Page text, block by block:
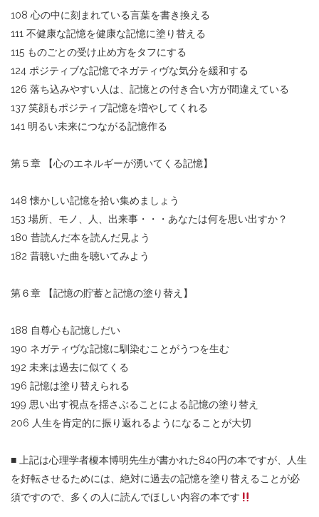
108 心の中に刻まれている言葉を書き換える
111 不健康な記憶を健康な記憶に塗り替える
115 ものごとの受け止め方をタフにする
124 ポジティブな記憶でネガティヴな気分を緩和する
126 落ち込みやすい人は、記憶との付き合い方が間違えている
137 笑顔もポジティブ記憶を増やしてくれる
141 明るい未来につながる記憶作る
第５章 【心のエネルギーが湧いてくる記憶】
148 懐かしい記憶を拾い集めましょう
153 場所、モノ、人、出来事・・・あなたは何を思い出すか？
180 昔読んだ本を読んだ見よう
182 昔聴いた曲を聴いてみよう
第６章 【記憶の貯蓄と記憶の塗り替え】
188 自尊心も記憶しだい
190 ネガティヴな記憶に馴染むことがうつを生む
192 未来は過去に似てくる
196 記憶は塗り替えられる
199 思い出す視点を揺さぶることによる記憶の塗り替え
206 人生を肯定的に振り返れるようになることが大切
■ 上記は心理学者榎本博明先生が書かれた840円の本ですが、人生
を好転させるためには、絶対に過去の記憶を塗り替えることが必
須ですので、多くの人に読んでほしい内容の本です